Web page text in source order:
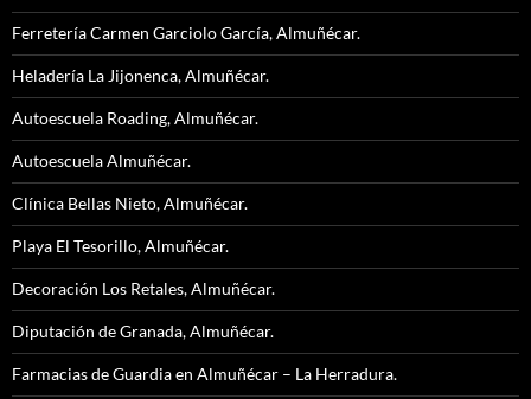
Ferretería Carmen Garciolo García, Almuñécar.
Heladería La Jijonenca, Almuñécar.
Autoescuela Roading, Almuñécar.
Autoescuela Almuñécar.
Clínica Bellas Nieto, Almuñécar.
Playa El Tesorillo, Almuñécar.
Decoración Los Retales, Almuñécar.
Diputación de Granada, Almuñécar.
Farmacias de Guardia en Almuñécar – La Herradura.